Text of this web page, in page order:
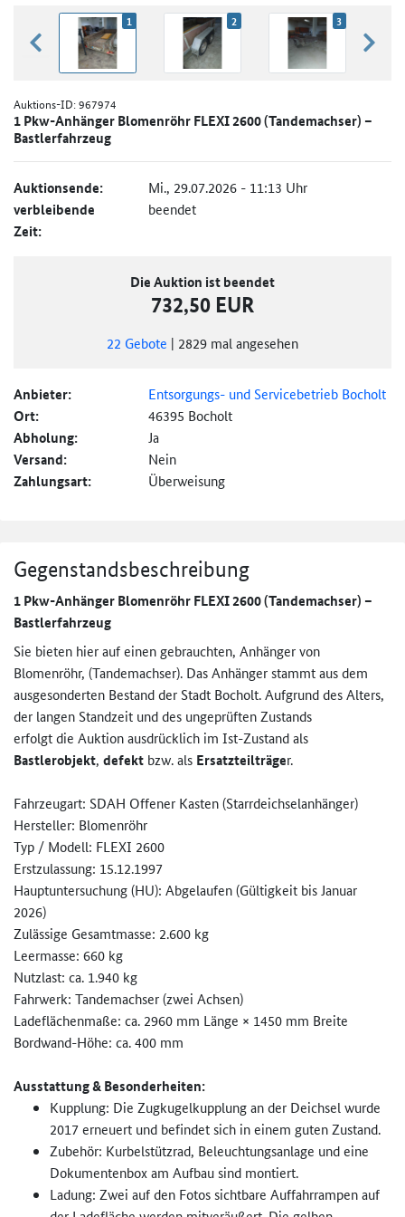
zurück blättern
1 2 3
Auktions-ID:967974
1 Pkw-Anhänger Blomenröhr FLEXI 2600 (Tandemachser) –
Bastlerfahrzeug
Auktionsende: Mi., 29.07.2026 - 11:13 Uhr
verbleibende
Zeit:
beendet
Die Auktion ist beendet
732,50 EUR
22 Gebote | 2829 mal angesehen
Anbieter: Entsorgungs- und Servicebetrieb Bocholt
Ort: 46395 Bocholt
Abholung: Ja
Versand: Nein
Zahlungsart: Überweisung
Gegenstandsbeschreibung
1 Pkw-Anhänger Blomenröhr FLEXI 2600 (Tandemachser) –
Bastlerfahrzeug
Sie bieten hier auf einen gebrauchten, Anhänger von
Blomenröhr, (Tandemachser). Das Anhänger stammt aus dem
ausgesonderten Bestand der Stadt Bocholt. Aufgrund des Alters,
der langen Standzeit und des ungeprüften Zustands
erfolgt die Auktion ausdrücklich im Ist-Zustand als
Bastlerobjekt, defekt bzw. als Ersatzteilträger.
Fahrzeugart: SDAH Offener Kasten (Starrdeichselanhänger)
Hersteller: Blomenröhr
Typ / Modell: FLEXI 2600
Erstzulassung: 15.12.1997
Hauptuntersuchung (HU): Abgelaufen (Gültigkeit bis Januar
2026)
Zulässige Gesamtmasse: 2.600 kg
Leermasse: 660 kg
Nutzlast: ca. 1.940 kg
Fahrwerk: Tandemachser (zwei Achsen)
Ladeflächenmaße: ca. 2960 mm Länge × 1450 mm Breite
Bordwand-Höhe: ca. 400 mm
Ausstattung & Besonderheiten:
Kupplung: Die Zugkugelkupplung an der Deichsel wurde
2017 erneuert und befindet sich in einem guten Zustand.
Zubehör: Kurbelstützrad, Beleuchtungsanlage und eine
Dokumentenbox am Aufbau sind montiert.
Ladung: Zwei auf den Fotos sichtbare Auffahrrampen auf